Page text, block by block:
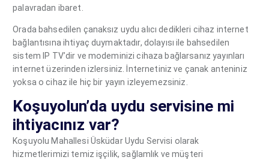
palavradan ibaret.
Orada bahsedilen çanaksız uydu alıcı dedikleri cihaz internet
bağlantısına ihtiyaç duymaktadır, dolayısı ile bahsedilen
sistem IP TV’dir ve modeminizi cihaza bağlarsanız yayınları
internet üzerinden izlersiniz. İnternetiniz ve çanak anteniniz
yoksa o cihaz ile hiç bir yayın izleyemezsiniz.
Koşuyolun’da uydu servisine mi
ihtiyacınız var?
Koşuyolu Mahallesi Üsküdar Uydu Servisi olarak
hizmetlerimizi temiz işçilik, sağlamlık ve müşteri